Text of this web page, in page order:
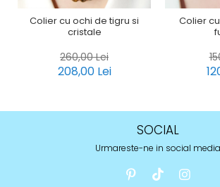
Colier cu ochi de tigru si
cristale
260,00 Lei
208,00 Lei
Colier
SOCIAL
Urmareste-ne in social media